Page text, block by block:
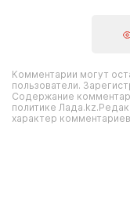
Комментарии могут
пользователи.
Содержание
политике
характер